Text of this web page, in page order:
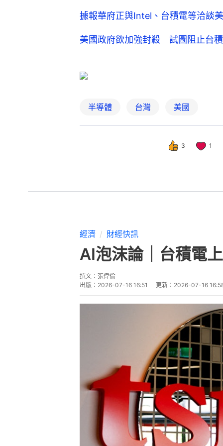
據報華府正與Intel、台積電等洽談
美國政府欲加強封殺 試圖阻止台
半導體 台灣 美國
3 1
經濟 財經快訊
AI泡沫論｜台積電
撰文： 張偉倫
出版： 2026-07-16 16:51 更新： 2026-07-16